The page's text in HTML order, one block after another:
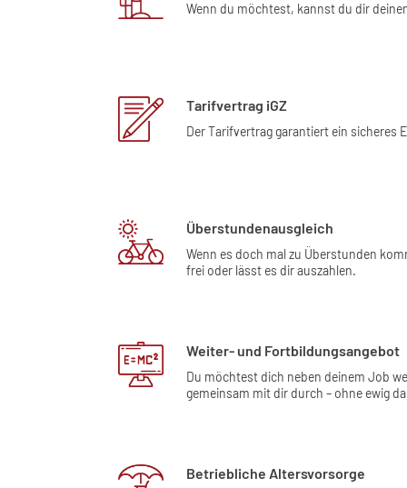
Wenn du möchtest, kannst du dir
Tarifvertrag iGZ
Der Tarifvertrag garantiert ein sicheres
Überstundenausgleich
Wenn es doch mal zu Überstunden
frei oder lässt es dir auszahlen.
Weiter- und Fortbildungsangebot
Du möchtest dich neben deinem Job
gemeinsam mit dir durch – ohne ewig
Betriebliche Altersvorsorge